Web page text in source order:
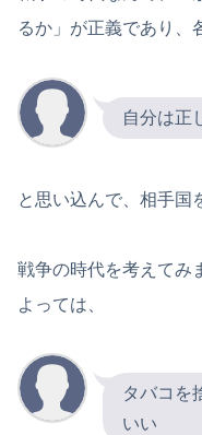
るか」が正義であり、
自分は正
と思い込んで、相手国
戦争の時代を考えてみ
よっては、
タバコを
いい